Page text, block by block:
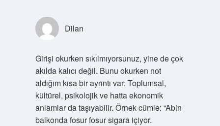
Dilan
Girişi okurken sıkılmıyorsunuz, yine de çok
akılda kalıcı değil. Bunu okurken not
aldığım kısa bir ayrıntı var: Toplumsal,
kültürel, psikolojik ve hatta ekonomik
anlamlar da taşıyabilir. Örnek cümle: “Abin
balkonda fosur fosur sigara içiyor.